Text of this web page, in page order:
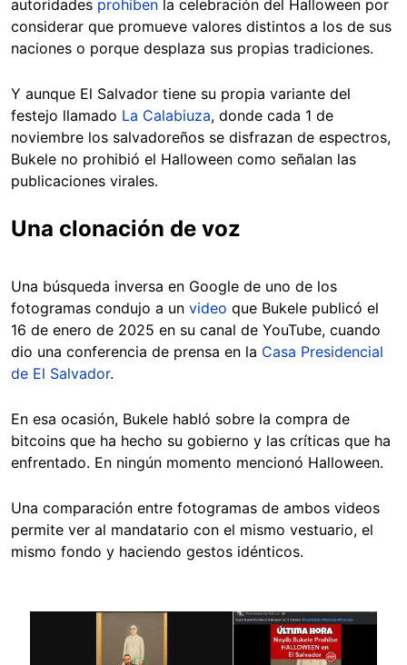
autoridades prohíben la celebración del Halloween por
considerar que promueve valores distintos a los de sus
naciones o porque desplaza sus propias tradiciones.
Y aunque El Salvador tiene su propia variante del
festejo llamado La Calabiuza, donde cada 1 de
noviembre los salvadoreños se disfrazan de espectros,
Bukele no prohibió el Halloween como señalan las
publicaciones virales.
Una clonación de voz
Una búsqueda inversa en Google de uno de los
fotogramas condujo a un video que Bukele publicó el
16 de enero de 2025 en su canal de YouTube, cuando
dio una conferencia de prensa en la Casa Presidencial
de El Salvador.
En esa ocasión, Bukele habló sobre la compra de
bitcoins que ha hecho su gobierno y las críticas que ha
enfrentado. En ningún momento mencionó Halloween.
Una comparación entre fotogramas de ambos videos
permite ver al mandatario con el mismo vestuario, el
mismo fondo y haciendo gestos idénticos.